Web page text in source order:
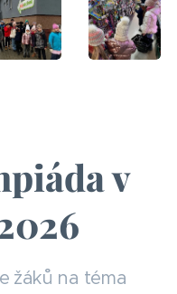
v
žáků na téma